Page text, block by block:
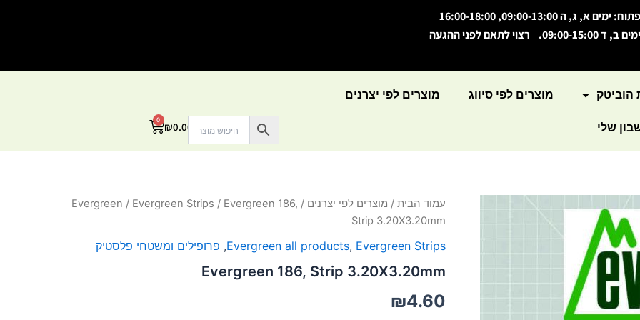
פתוח: ימים א, ג, ה 09:00-13:00, 16:00-18:00
ימים ב, ד 09:00-15:00. רצוי לתאם לפני ההגעה
הוביטק מוצרים לפי סיווג מוצרים לפי יצרנים
שלי ₪0.00
0
עגלת
עמוד הבית / מוצרים לפי יצרנים /
Evergreen / Evergreen Strips / Evergreen 186,
Strip 3.20X3.20mm
Evergreen all products, Evergreen Strips
, פרופילים ומשטחי פלסטיק
Evergreen 186, Strip 3.20X3.20mm
₪4.60